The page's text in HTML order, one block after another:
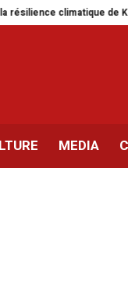
de Kerkennah
MEDIA